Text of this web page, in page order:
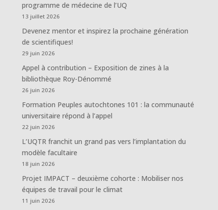
programme de médecine de l’UQ
13 juillet 2026
Devenez mentor et inspirez la prochaine génération
de scientifiques!
29 juin 2026
Appel à contribution – Exposition de zines à la
bibliothèque Roy-Dénommé
26 juin 2026
Formation Peuples autochtones 101 : la communauté
universitaire répond à l’appel
22 juin 2026
L’UQTR franchit un grand pas vers l’implantation du
modèle facultaire
18 juin 2026
Projet IMPACT – deuxième cohorte : Mobiliser nos
équipes de travail pour le climat
11 juin 2026